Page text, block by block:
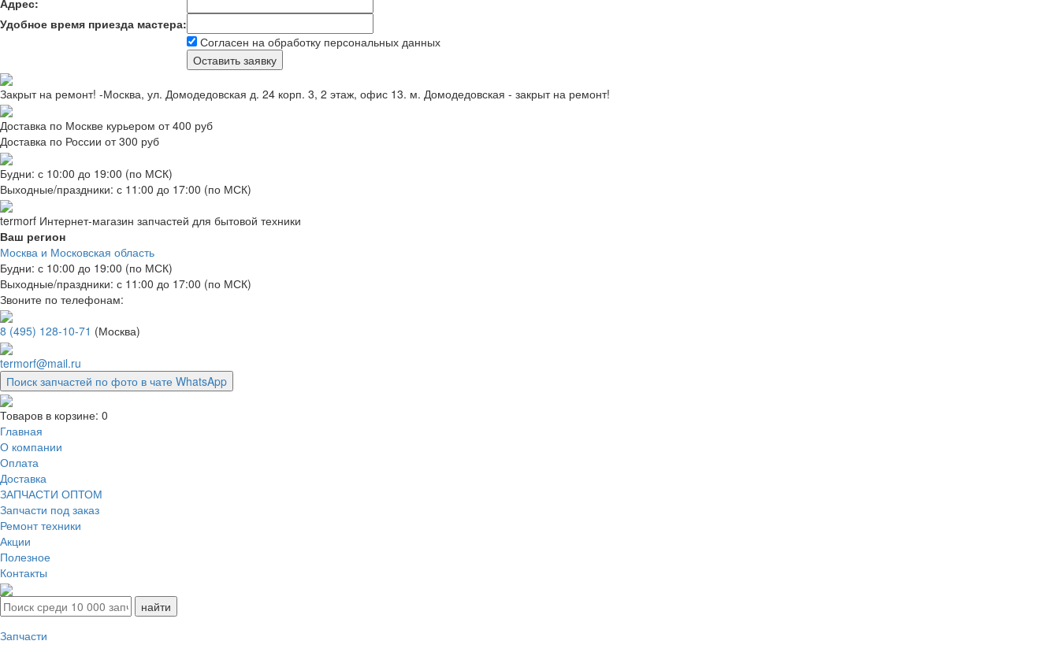
Удобное время приезда мастера:
Согласен на обработку персональных данных
Закрыт на ремонт! -Москва, ул. Домодедовская д. 24 корп. 3, 2 этаж, офис 13. м. Домодедовская - закрыт на ремонт!
Доставка по Москве курьером от 400 руб
Доставка по России от 300 руб
Будни: с 10:00 до 19:00 (по МСК)
Выходные/праздники: с 11:00 до 17:00 (по МСК)
termorf Интернет-магазин запчастей для бытовой техники
Ваш регион
Москва и Московская область
Будни: с 10:00 до 19:00 (по МСК)
Выходные/праздники: с 11:00 до 17:00 (по МСК)
Звоните по телефонам:
8 (495) 128-10-71 (Москва)
termorf@mail.ru
Поиск запчастей по фото в чате WhatsApp
Товаров в корзине: 0
Главная
О компании
Оплата
Доставка
ЗАПЧАСТИ ОПТОМ
Запчасти под заказ
Ремонт техники
Акции
Полезное
Контакты
Запчасти